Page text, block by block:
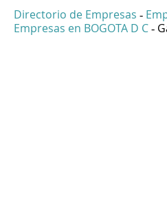
Directorio de Empresas -
Empresas en BOGOTA D C -